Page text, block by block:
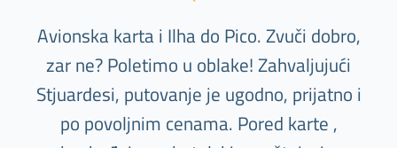
Avionska karta i Ilha do Pico. Zvuči dobro,
zar ne? Poletimo u oblake! Zahvaljujući
Stjuardesi, putovanje je ugodno, prijatno i
po povoljnim cenama. Pored karte ,